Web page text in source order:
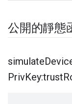
公開的靜態
simulate
PrivKey:trust